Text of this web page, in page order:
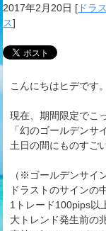
2017年2月20日 [ ドラ
ス]
こんにちはヒデです。
現在、期間限定でこ
「幻のゴールデンサ
土日の間にものすご
（※ゴールデンサイ
ドラストのサインの
1トレード100pips以
大トレンド発生前の